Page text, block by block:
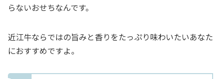
らないおせちなんです。
近江牛ならではの旨みと香りをたっぷり味わいたいあなた
におすすめですよ。